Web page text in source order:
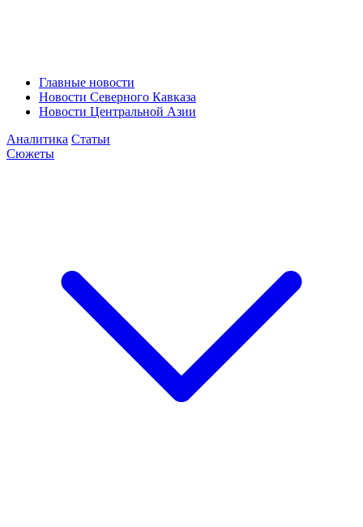
Главные новости
Новости Северного Кавказа
Новости Центральной Азии
Аналитика Статьи
Сюжеты